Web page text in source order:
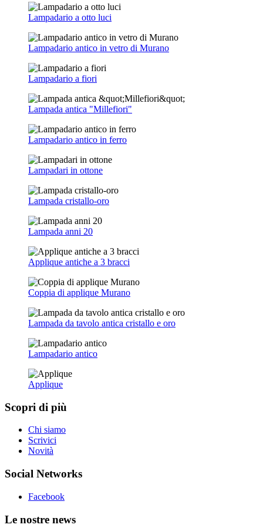
Lampadario a otto luci
Lampadario antico in vetro di Murano
Lampadario a fiori
Lampada antica "Millefiori"
Lampadario antico in ferro
Lampadari in ottone
Lampada cristallo-oro
Lampada anni 20
Applique antiche a 3 bracci
Coppia di applique Murano
Lampada da tavolo antica cristallo e oro
Lampadario antico
Applique
Scopri di più
Chi siamo
Scrivici
Novità
Social Networks
Facebook
Le nostre news